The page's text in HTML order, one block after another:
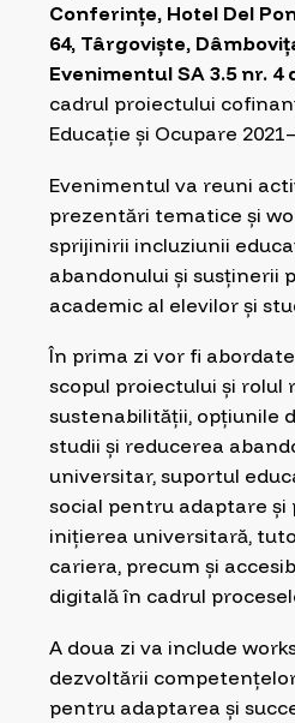
Conferințe, Hotel Del
64, Târgoviște,
Evenimentul SA 3.5 nr. 4
cadrul proiectului
Educație și Ocupare
Evenimentul va reuni
prezentări tematice și
sprijinirii incluziunii
abandonului și susținerii
academic al elevilor și
În prima zi vor fi
scopul proiectului și rolul
sustenabilității, opțiunile
studii și reducerea
universitar, suportul
social pentru adaptare și
inițierea universitară,
cariera, precum și
digitală în cadrul
A doua zi va include
dezvoltării
pentru adaptarea și